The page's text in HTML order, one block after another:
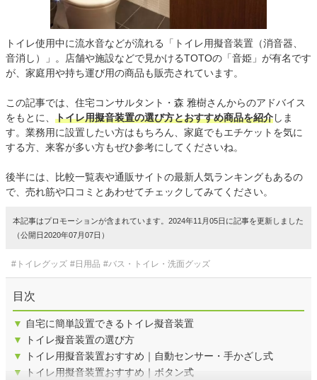
トイレ使用中に流水音などが流れる「トイレ用擬音装置（消音器、
音消し）」。店舗や施設などで見かけるTOTOの「音姫」が有名です
が、家庭用や持ち運び用の商品も販売されています。
この記事では、住宅コンサルタント・森 雅樹さんからのアドバイス
をもとに、 トイレ用擬音装置の選び方とおすすめ商品を紹介しま
す。業務用に設置したい方はもちろん、家庭でもエチケットを気に
する方、来客が多い方もぜひ参考にしてくださいね。
後半には、比較一覧表や通販サイトの最新人気ランキングもあるの
で、売れ筋や口コミとあわせてチェックしてみてください。
本記事はプロモーションが含まれています。2024年11月05日に記事を更新しました
（公開日2020年07月07日）
#トイレグッズ #日用品 #バス・トイレ・洗面グッズ
目次
▼ 自宅に簡単設置できるトイレ擬音装置
▼
トイレ擬音装置の選び方
▼
トイレ用擬音装置おすすめ｜自動センサー・手かざし式
▼
トイレ用擬音装置おすすめ｜ボタン式